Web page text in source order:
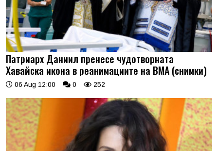
Патриарх Даниил пренесе чудотворната
Хавайска икона в реанимациите на ВМА (снимки)
06 Aug 12:00 0 252